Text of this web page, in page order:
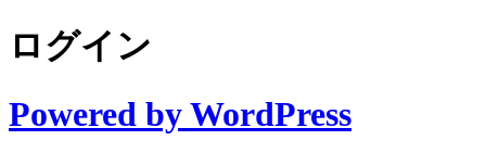
ログイン
Powered by WordPress